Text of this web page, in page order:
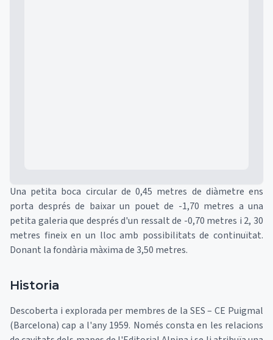
Una petita boca circular de 0,45 metres de diàmetre ens
porta després de baixar un pouet de -1,70 metres a una
petita galeria que després d'un ressalt de -0,70 metres i 2, 30
metres fineix en un lloc amb possibilitats de continuïtat.
Donant la fondària màxima de 3,50 metres.
Historia
Descoberta i explorada per membres de la SES – CE Puigmal
(Barcelona) cap a l'any 1959. Només consta en les relacions